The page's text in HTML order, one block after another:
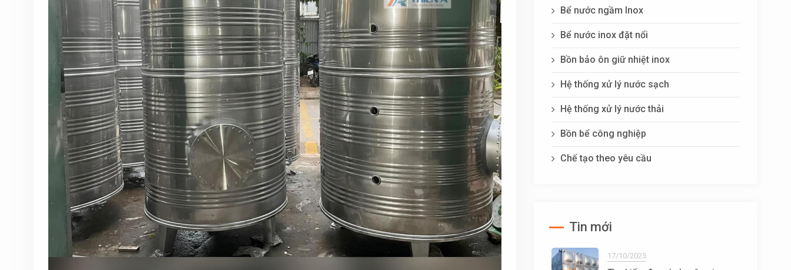
Bể nước ngầm Inox
Bể nước inox đặt nổi
Bồn bảo ôn giữ nhiệt inox
Hệ thống xử lý nước sạch
Hệ thống xử lý nước thải
Bồn bể công nghiệp
Chế tạo theo yêu cầu
Tin mới
17/10/2025